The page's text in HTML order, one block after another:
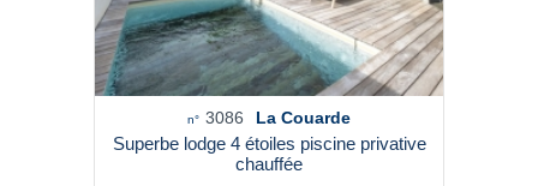
n° 3086 La Couarde
Superbe lodge 4 étoiles piscine privative
chauffée